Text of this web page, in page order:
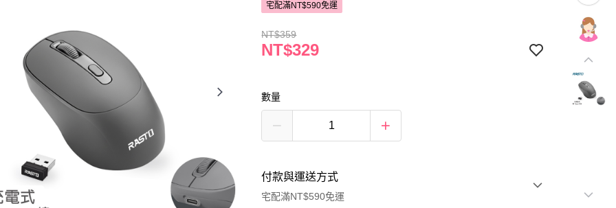
宅配滿NT$590免運
NT$359
NT$329
數量
付款與運送方式
宅配滿NT$590免運